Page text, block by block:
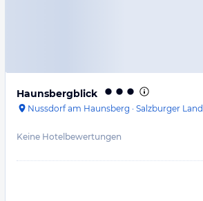
Haunsbergblick
Nussdorf am Haunsberg · Salzburger Land
Keine Hotelbewertungen